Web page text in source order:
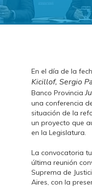
En el día de la
Kicillof, Sergio
Banco Provincia
una conferencia
situación de la
un proyecto que
en la Legislatura.
La convocatoria
última reunión
Suprema de
Aires, con la